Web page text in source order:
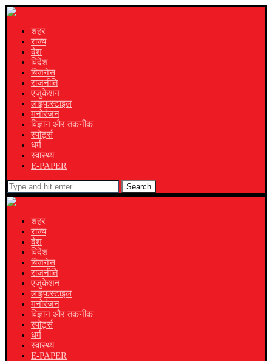
शहर
राज्य
देश
विदेश
बिजनेस
राजनीति
एजुकेशन
लाइफस्टाइल
मनोरंजन
विज्ञान और तकनीक
स्पोर्ट्स
धर्म
स्वास्थ्य
E-PAPER
Search
शहर
राज्य
देश
विदेश
बिजनेस
राजनीति
एजुकेशन
लाइफस्टाइल
मनोरंजन
विज्ञान और तकनीक
स्पोर्ट्स
धर्म
स्वास्थ्य
E-PAPER